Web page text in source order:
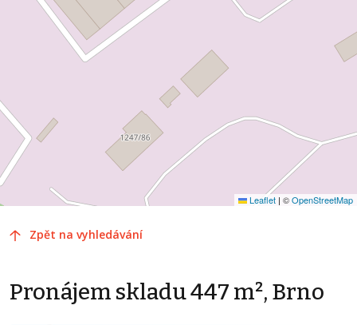
Leaflet | ©OpenStreetMap
Zpět na vyhledávání
Pronájem skladu 447 m², Brno